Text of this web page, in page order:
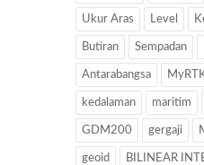
Ukur Aras Level
Butiran Sempadan
Antarabangsa
kedalaman maritim
GDM200 gergaji
geoid BILINEAR